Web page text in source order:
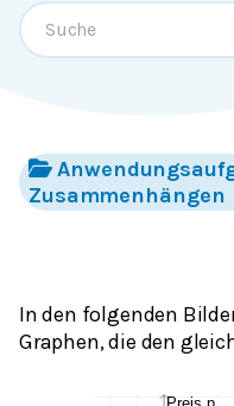
Zusammenhängen
In den folgenden
Graphen, die den